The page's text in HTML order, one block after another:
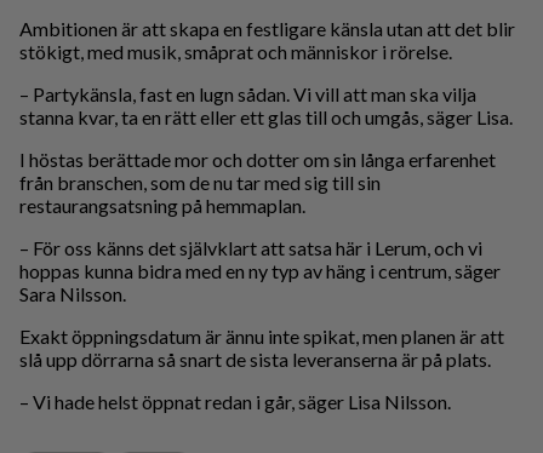
Ambitionen är att skapa en festligare känsla utan att det blir
stökigt, med musik, småprat och människor i rörelse.
– Partykänsla, fast en lugn sådan. Vi vill att man ska vilja
stanna kvar, ta en rätt eller ett glas till och umgås, säger Lisa.
I höstas berättade mor och dotter om sin långa erfarenhet
från branschen, som de nu tar med sig till sin
restaurangsatsning på hemmaplan.
– För oss känns det självklart att satsa här i Lerum, och vi
hoppas kunna bidra med en ny typ av häng i centrum, säger
Sara Nilsson.
Exakt öppningsdatum är ännu inte spikat, men planen är att
slå upp dörrarna så snart de sista leveranserna är på plats.
– Vi hade helst öppnat redan i går, säger Lisa Nilsson.